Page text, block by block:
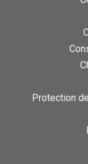
Protection